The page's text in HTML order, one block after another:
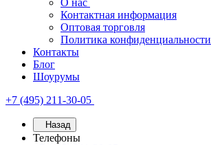
О нас
Контактная информация
Оптовая торговля
Политика конфиденциальности
Контакты
Блог
Шоурумы
+7 (495) 211-30-05
Назад
Телефоны